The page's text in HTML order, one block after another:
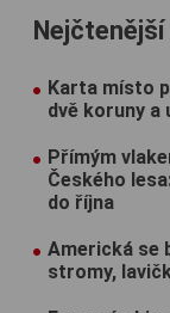
Nejčtenější
Karta místo
dvě koruny a
Přímým
Českého
do října
Americká se
stromy,